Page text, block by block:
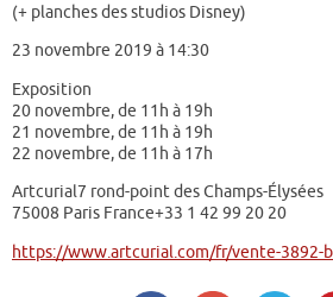
(+ planches des studios Disney)
23 novembre 2019 à 14:30
Exposition
20 novembre, de 11h à 19h
21 novembre, de 11h à 19h
22 novembre, de 11h à 17h
Artcurial7 rond-point des Champs-Élysées
75008 Paris France+33 1 42 99 20 20
https://www.artcurial.com/fr/vente-3892-